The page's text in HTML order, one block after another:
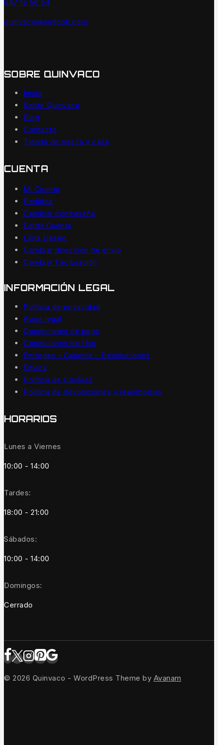
647 15 56 54
quinvaco@outlook.com
SOBRE QUINVACO
Inicio
Sobre Quinvaco
Blog
Contacto
Tienda de pesca y caza
CUENTA
Mi Cuenta
Pedidos
Cambiar contraseña
Editar Cuenta
Lista Deseo
Cambiar dirección de envío
Cambiar Facturación
INFORMACIÓN LEGAL
Política de privacidad
Aviso legal
Condiciones de pago
Condiciones de Uso
Entregas – Garantía – Devoluciones
Envíos
Política de Cookies
Política de devoluciones y reembolsos
HORARIOS
Lunes a Viernes
10:00 - 14:00
Tardes:
18:00 - 21:00
Sábados:
10:00 - 14:00
Domingos:
Cerrado
© 2026 Quinvaco - WordPress Theme by Avanam